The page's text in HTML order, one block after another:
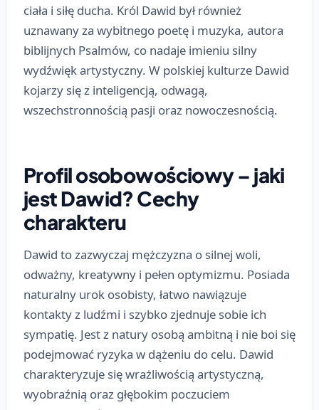
ciała i siłę ducha. Król Dawid był również
uznawany za wybitnego poetę i muzyka, autora
biblijnych Psalmów, co nadaje imieniu silny
wydźwięk artystyczny. W polskiej kulturze Dawid
kojarzy się z inteligencją, odwagą,
wszechstronnością pasji oraz nowoczesnością.
Profil osobowościowy – jaki
jest Dawid? Cechy
charakteru
Dawid to zazwyczaj mężczyzna o silnej woli,
odważny, kreatywny i pełen optymizmu. Posiada
naturalny urok osobisty, łatwo nawiązuje
kontakty z ludźmi i szybko zjednuje sobie ich
sympatię. Jest z natury osobą ambitną i nie boi się
podejmować ryzyka w dążeniu do celu. Dawid
charakteryzuje się wrażliwością artystyczną,
wyobraźnią oraz głębokim poczuciem